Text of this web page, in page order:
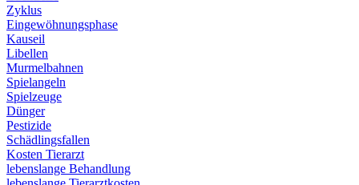
Zyklus
Eingewöhnungsphase
Kauseil
Libellen
Murmelbahnen
Spielangeln
Spielzeuge
Dünger
Pestizide
Schädlingsfallen
Kosten Tierarzt
lebenslange Behandlung